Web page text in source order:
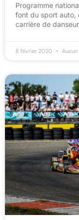
Programme
font du sport auto,
carrière de
8 février 2020